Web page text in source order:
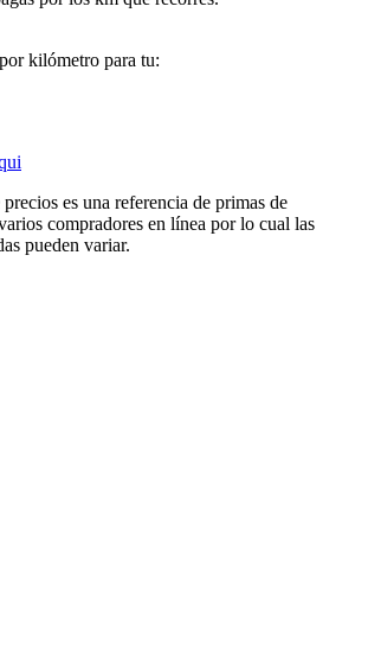
kilómetro para tu:
es una referencia de primas de
compradores en línea por lo cual las
pueden variar.